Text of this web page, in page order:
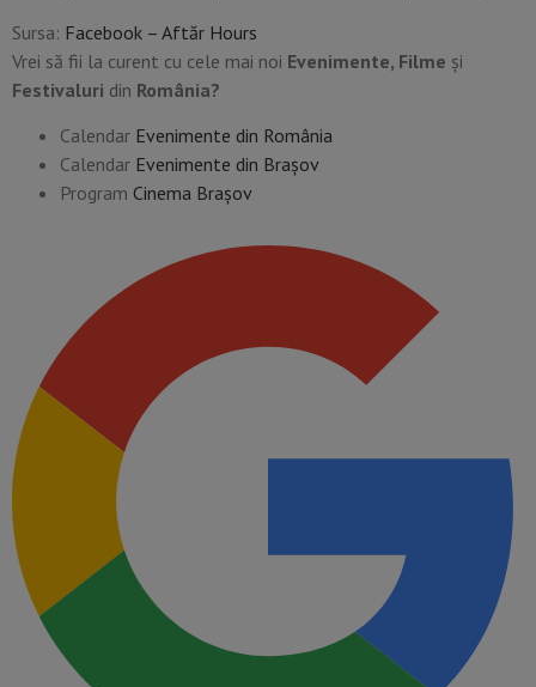
Sursa: Facebook – Aftăr Hours
Vrei să fii la curent cu cele mai noi Evenimente, Filme și
Festivaluri din România?
Calendar Evenimente din România
Calendar Evenimente din Braşov
Program Cinema Brașov